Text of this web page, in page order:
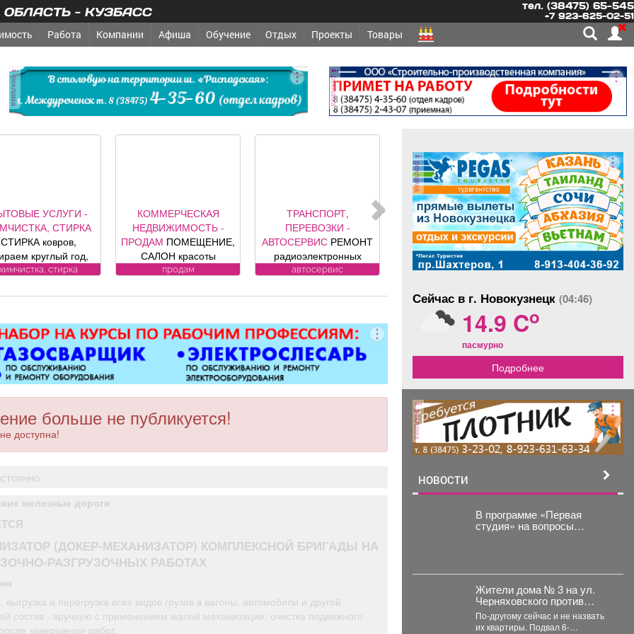
- КУЗБАСС тел. (38475) 65-545
+7 923-625-02-51
Работа Компании Афиша Обучение Отдых Проекты Товары
реклама реклама
УСЛУГИ -
СТИРКА
СТИРКА ковров,
круглый год,
и привезем
скидка
ковер»).
химчистка, стирка
КОММЕРЧЕСКАЯ
НЕДВИЖИМОСТЬ -
ПРОДАМ ПОМЕЩЕНИЕ,
САЛОН красоты
«Оазис», площадь 88, 8
Юдина, 1, хороший
оборудованием,
имеется парковка, торг
уместен.
продам
ТРАНСПОРТ,
ПЕРЕВОЗКИ -
АВТОСЕРВИС РЕМОНТ
радиоэлектронных
компонентов
контроля, ЭБУ,
магнитол,
электроусилителей
руля,
многофункциональных
дисплеев, и многого
другого. Быстро,
после осмотра
автосервис
больше не публикуется!
доступна!
железные дороги
(ДОКЕР-МЕХАНИЗАТОР) КОМПЛЕКСНОЙ БРИГАДЫ НА
РАЗГРУЗОЧНЫХ РАБОТАХ
выгрузка и перегрузка всех видов грузов в вагоны, автомобили и другой
состав - вручную с применением малой механизации; очистка подвижного
завершения работ.
реклама
Сейчас в г. Новокузнецк (04:46)
14.9 Co
пасмурно
Подробнее
реклама
НОВОСТИ
В программе «Первая
студия» на вопросы
жителей ответил
Куйбышевского района
Жители дома № 3 на ул.
Черняховского против
жизни в сауне.
По-другому сейчас и не назвать
их квартиры. Подвал 6-